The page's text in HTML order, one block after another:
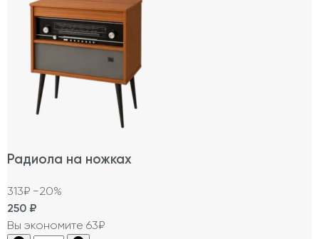
Радиола на ножках
313₽ −20%
250 ₽
Вы экономите 63₽